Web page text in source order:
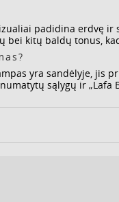
padidina erdvę
bei kitų baldų tonus,
yra sandėlyje, jis
sąlygų ir „Lafa